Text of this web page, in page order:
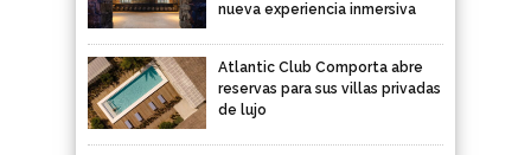
nueva experiencia inmersiva
Atlantic Club Comporta abre
reservas para sus villas privadas
de lujo